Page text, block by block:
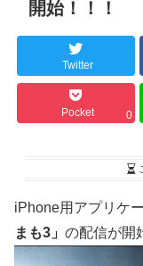
開始！！！
Twitter
Pocket 0
iPhone用アプリケ
まも3」 の配信が開